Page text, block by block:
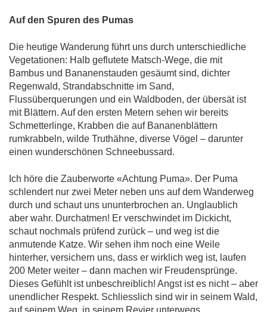
Auf den Spuren des Pumas
Die heutige Wanderung führt uns durch unterschiedliche
Vegetationen: Halb geflutete Matsch-Wege, die mit
Bambus und Bananenstauden gesäumt sind, dichter
Regenwald, Strandabschnitte im Sand,
Flussüberquerungen und ein Waldboden, der übersät ist
mit Blättern. Auf den ersten Metern sehen wir bereits
Schmetterlinge, Krabben die auf Bananenblättern
rumkrabbeln, wilde Truthähne, diverse Vögel – darunter
einen wunderschönen Schneebussard.
Ich höre die Zauberworte «Achtung Puma». Der Puma
schlendert nur zwei Meter neben uns auf dem Wanderweg
durch und schaut uns ununterbrochen an. Unglaublich
aber wahr. Durchatmen! Er verschwindet im Dickicht,
schaut nochmals prüfend zurück – und weg ist die
anmutende Katze. Wir sehen ihm noch eine Weile
hinterher, versichern uns, dass er wirklich weg ist, laufen
200 Meter weiter – dann machen wir Freudensprünge.
Dieses Gefühlt ist unbeschreiblich! Angst ist es nicht – aber
unendlicher Respekt. Schliesslich sind wir in seinem Wald,